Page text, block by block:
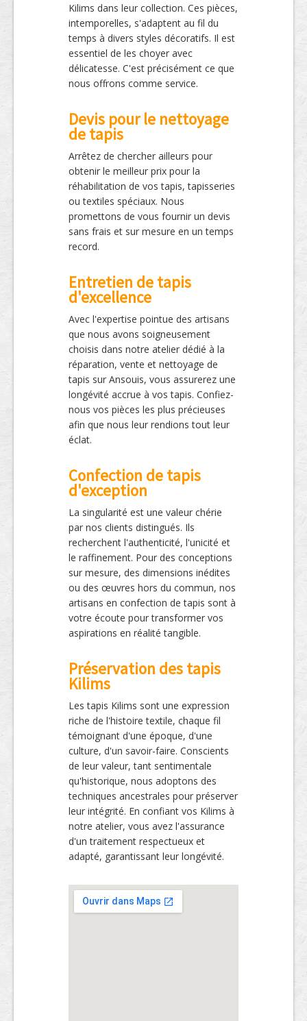
Kilims dans leur collection. Ces pièces,
intemporelles, s'adaptent au fil du
temps à divers styles décoratifs. Il est
essentiel de les choyer avec
délicatesse. C'est précisément ce que
nous offrons comme service.
Devis pour le nettoyage
de tapis
Arrêtez de chercher ailleurs pour
obtenir le meilleur prix pour la
réhabilitation de vos tapis, tapisseries
ou textiles spéciaux. Nous
promettons de vous fournir un devis
sans frais et sur mesure en un temps
record.
Entretien de tapis
d'excellence
Avec l'expertise pointue des artisans
que nous avons soigneusement
choisis dans notre atelier dédié à la
réparation, vente et nettoyage de
tapis sur Ansouis, vous assurerez une
longévité accrue à vos tapis. Confiez-
nous vos pièces les plus précieuses
afin que nous leur rendions tout leur
éclat.
Confection de tapis
d'exception
La singularité est une valeur chérie
par nos clients distingués. Ils
recherchent l'authenticité, l'unicité et
le raffinement. Pour des conceptions
sur mesure, des dimensions inédites
ou des œuvres hors du commun, nos
artisans en confection de tapis sont à
votre écoute pour transformer vos
aspirations en réalité tangible.
Préservation des tapis
Kilims
Les tapis Kilims sont une expression
riche de l'histoire textile, chaque fil
témoignant d'une époque, d'une
culture, d'un savoir-faire. Conscients
de leur valeur, tant sentimentale
qu'historique, nous adoptons des
techniques ancestrales pour préserver
leur intégrité. En confiant vos Kilims à
notre atelier, vous avez l'assurance
d'un traitement respectueux et
adapté, garantissant leur longévité.